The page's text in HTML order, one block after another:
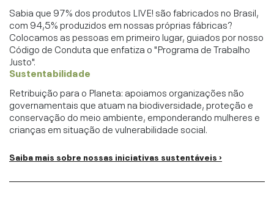
Sabia que 97% dos produtos LIVE! são fabricados no Brasil,
com 94,5% produzidos em nossas próprias fábricas?
Colocamos as pessoas em primeiro lugar, guiados por nosso
Código de Conduta que enfatiza o "Programa de Trabalho
Justo".
Sustentabilidade
Retribuição para o Planeta: apoiamos organizações não
governamentais que atuam na biodiversidade, proteção e
conservação do meio ambiente, emponderando mulheres e
crianças em situação de vulnerabilidade social.
Saiba mais sobre nossas iniciativas sustentáveis ›